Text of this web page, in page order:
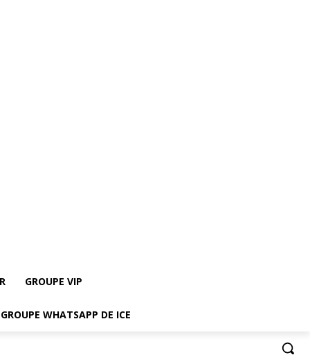
GROUPE VIP
WHATSAPP DE ICE